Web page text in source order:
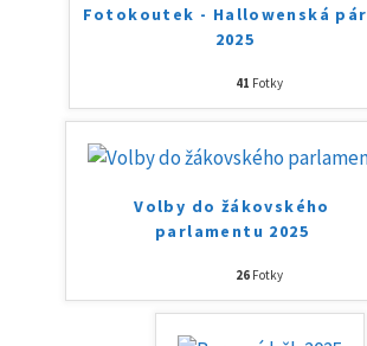
Fotokoutek - Hallowenská
2025
41 Fotky
Volby do žákovského
parlamentu 2025
26 Fotky